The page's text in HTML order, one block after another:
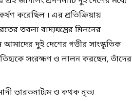
করেছিল । এর প্রতিক্রিয়ায়
তবলা বাদ্যযন্ত্রের মিলনের
আমাদের দুই দেশের গভীর সাংস্কৃতিক
সংরক্ষণ ও লালন করছেন, তাঁদের
ভারতনাট্যম ও কথক নৃত্য